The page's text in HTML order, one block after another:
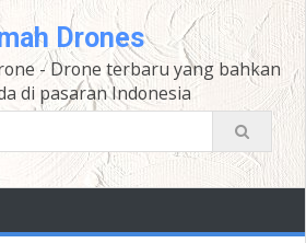
Drones
- Drone terbaru yang bahkan
di pasaran Indonesia